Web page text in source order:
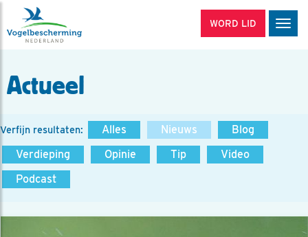
WORD LID
Actueel
Verfijn resultaten: Alles Nieuws
Blog
Verdieping
Opinie Tip
Video
Podcast